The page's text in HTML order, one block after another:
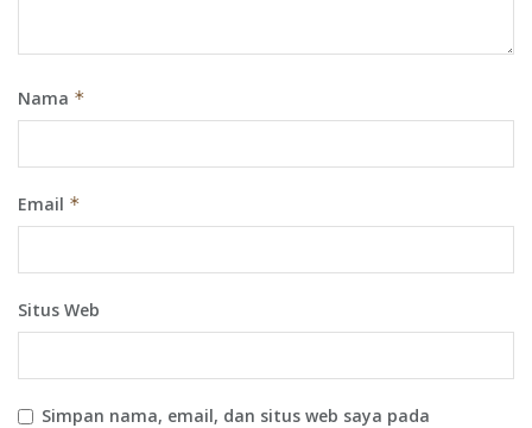
Nama *
Email *
Situs Web
Simpan nama, email, dan situs web saya pada